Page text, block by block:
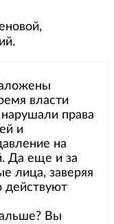
власти
права
и
на
Да еще и за
лица, заверяя
действуют
Вы